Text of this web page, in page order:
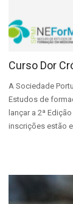
Curso Dor
A Sociedade
Estudos de
lançar a 2ª
inscrições estão